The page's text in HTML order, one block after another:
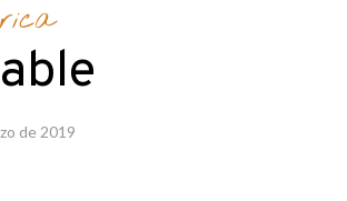
de 2019